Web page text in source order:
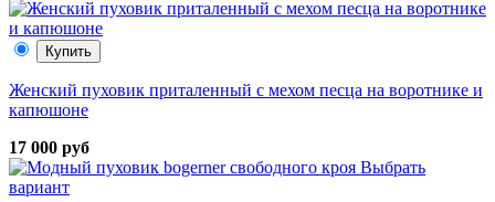
Купить
Женский пуховик приталенный с мехом песца на воротнике и
капюшоне
17 000 руб
Выбрать
вариант